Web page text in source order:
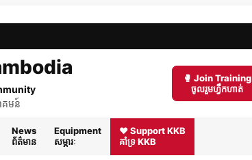
គមន៍
🥊 Join Training
ចូលរួមហ្វឹកហាត់
News
ព័ត៌មាន
Equipment
សម្ភារៈ
❤️ Support KKB
គាំទ្រ KKB